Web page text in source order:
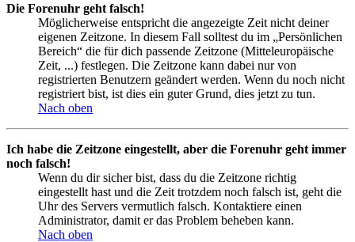
Die Forenuhr geht falsch!
Möglicherweise entspricht die angezeigte Zeit nicht deiner
eigenen Zeitzone. In diesem Fall solltest du im „Persönlichen
Bereich“ die für dich passende Zeitzone (Mitteleuropäische
Zeit, ...) festlegen. Die Zeitzone kann dabei nur von
registrierten Benutzern geändert werden. Wenn du noch nicht
registriert bist, ist dies ein guter Grund, dies jetzt zu tun.
Nach oben
Ich habe die Zeitzone eingestellt, aber die Forenuhr geht immer
noch falsch!
Wenn du dir sicher bist, dass du die Zeitzone richtig
eingestellt hast und die Zeit trotzdem noch falsch ist, geht die
Uhr des Servers vermutlich falsch. Kontaktiere einen
Administrator, damit er das Problem beheben kann.
Nach oben